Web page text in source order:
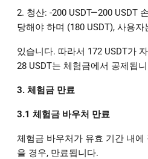
2. 청산: -200 USDT—200 USDT
당해야 하며 (180 USDT), 사용
있습니다. 따라서 172 USDT가
28 USDT는 체험금에서 공제됩
3. 체험금 만료
3.1 체험금 바우처 만료
체험금 바우처가 유효 기간 내
을 경우, 만료됩니다.